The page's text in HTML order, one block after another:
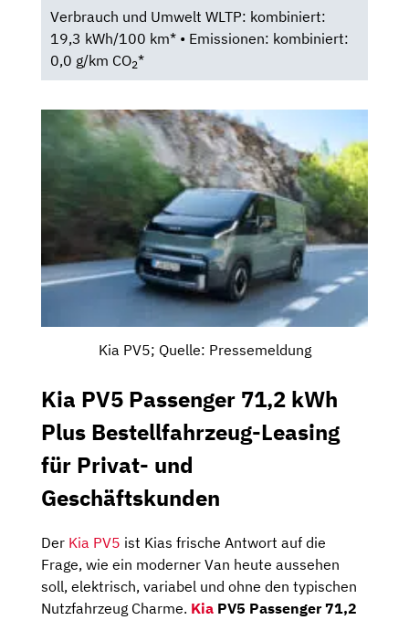
Verbrauch und Umwelt WLTP: kombiniert:
19,3 kWh/100 km* • Emissionen: kombiniert:
0,0 g/km CO2*
Kia PV5; Quelle: Pressemeldung
Kia PV5 Passenger 71,2 kWh
Plus Bestellfahrzeug-Leasing
für Privat- und
Geschäftskunden
Der Kia PV5 ist Kias frische Antwort auf die
Frage, wie ein moderner Van heute aussehen
soll, elektrisch, variabel und ohne den typischen
Nutzfahrzeug Charme. Kia PV5 Passenger 71,2